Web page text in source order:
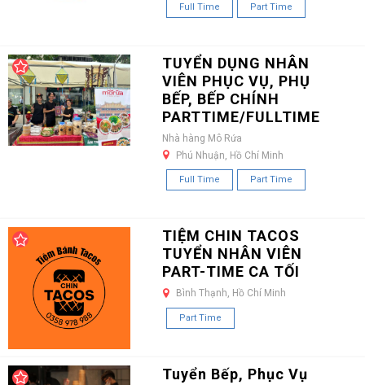
Full Time Part Time
TUYỂN DỤNG NHÂN
VIÊN PHỤC VỤ, PHỤ
BẾP, BẾP CHÍNH
PARTTIME/FULLTIME
Nhà hàng Mô Rứa
Phú Nhuận, Hồ Chí Minh
Full Time Part Time
TIỆM CHIN TACOS
TUYỂN NHÂN VIÊN
PART-TIME CA TỐI
Bình Thạnh, Hồ Chí Minh
Part Time
Tuyển Bếp, Phục Vụ